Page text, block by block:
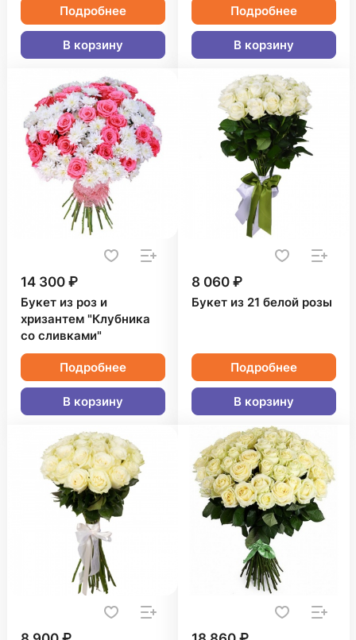
Подробнее
В корзину
Подробнее
В корзину
14 300 ₽
Букет из роз и
хризантем "Клубника
со сливками"
Подробнее
В корзину
8 060 ₽
Букет из 21 белой розы
Подробнее
В корзину